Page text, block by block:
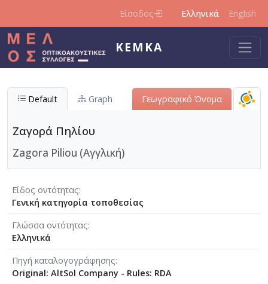
Είσοδος Ελληνικά English
ΚΕΜΚΑ
Default Graph Γεωγραφικό Όνομα
Ζαγορά Πηλίου
Zagora Piliou (Αγγλική)
Είδος οντότητας
Γενική κατηγορία τοποθεσίας
Γλώσσα οντότητας
Ελληνικά
Πηγή καταλογογράφησης
Original: AltSol Company - Rules: RDA